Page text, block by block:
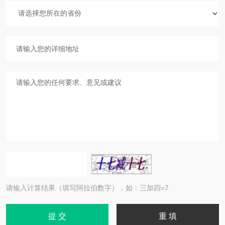
请输入计算结果（填写阿拉伯数字），如：三加四=7